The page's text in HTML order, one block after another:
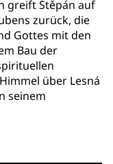
greift Štěpán auf
zurück, die
Gottes mit den
Bau der
über Lesná
seinem